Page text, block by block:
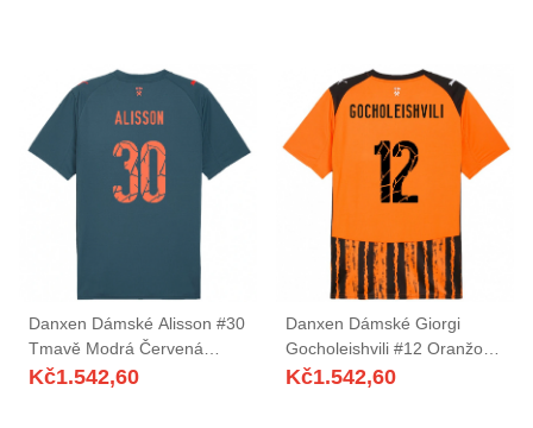
Danxen Dámské Alisson #30
Tmavě Modrá Červená
Daleko Hráčské Dresy
Kč1.542,60
Danxen Dámské Giorgi
Gocholeishvili #12 Oranžová
Černá Domů Hráčské Dresy
Kč1.542,60